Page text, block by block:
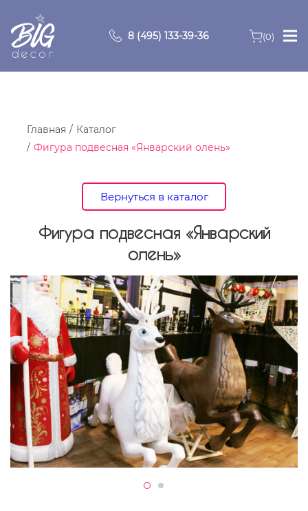
8 (495) 133-39-36 (0)
Главная
О компании
Видео
Контакты
Главная
Каталог
Фигура подвесная «Январский олень»
Вернуться в каталог
Фигура подвесная «Январский
олень»